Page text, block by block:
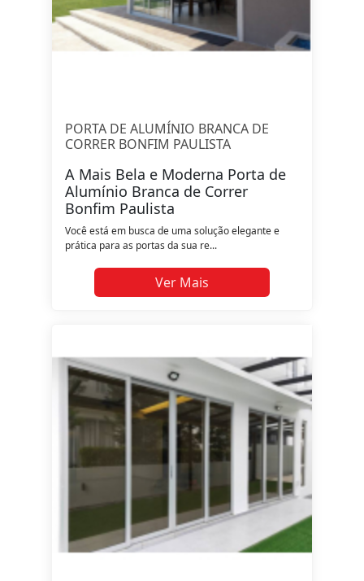
PORTA DE ALUMÍNIO BRANCA DE
CORRER BONFIM PAULISTA
A Mais Bela e Moderna Porta de
Alumínio Branca de Correr
Bonfim Paulista
Você está em busca de uma solução elegante e
prática para as portas da sua re...
Ver Mais